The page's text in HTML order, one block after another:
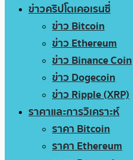
ข่าวคริปโตเคอเรนซี่
ข่าว Bitcoin
ข่าว Ethereum
ข่าว Binance Coin
ข่าว Dogecoin
ข่าว Ripple (XRP)
ราคาและการวิเคราะห์
ราคา Bitcoin
ราคา Ethereum